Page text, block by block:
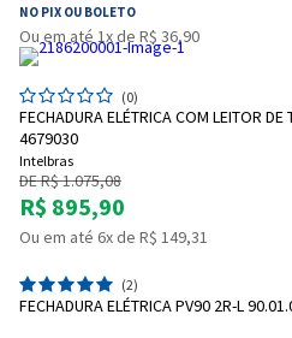
NO PIX OU BOLETO
Ou em até 1x de R$ 36,90
(0)
FECHADURA ELÉTRICA COM LEITOR
4679030
Intelbras
DE R$ 1.075,08
R$ 895,90
Ou em até 6x de R$ 149,31
(2)
FECHADURA ELÉTRICA PV90 2R-L